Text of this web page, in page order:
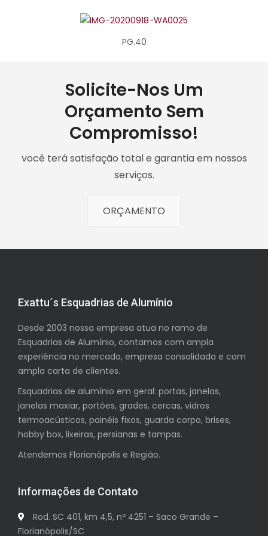
PG.40
Solicite-Nos Um
Orçamento Sem
Compromisso!
você terá satisfação total e garantia em nossos
serviços.
ORÇAMENTO
Exattu´s Esquadrias de Alumínio
Desde 2003 nossa empresa atua no ramo de
Esquadrias de Alumínio, contamos com ampla
experiência no mercado, empresa consolidada e com
ampla carta de clientes.
Esquadrias de alumínio em geral: portas, janelas,
janelas maxiar, portões, grades, cercas, vidros
termoacústicos, painéis fixos, guarda corpo, brises,
hobby box, lixeiras, persianas e tampas.
Atendemos Florianópolis e Região.
Informações de Contato
Rod. SC 401, km 4,5, nº 4251 – Saco Grande –
Florianópolis/SC